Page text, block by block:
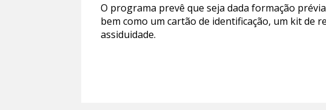
O programa prevê que seja dada formação
bem como um cartão de identificação, um kit de
assiduidade.